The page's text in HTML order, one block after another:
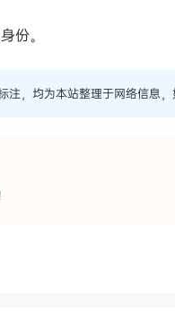
份。
注，均为本站整理于网络信息